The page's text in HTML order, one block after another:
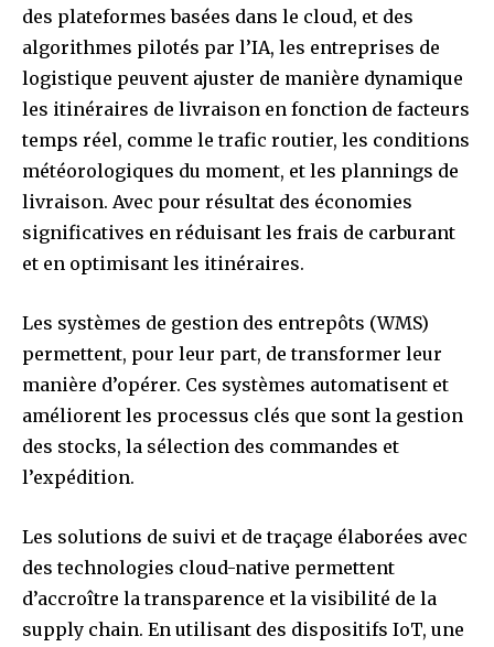
des plateformes basées dans le cloud, et des
algorithmes pilotés par l’IA, les entreprises de
logistique peuvent ajuster de manière dynamique
les itinéraires de livraison en fonction de facteurs
temps réel, comme le trafic routier, les conditions
météorologiques du moment, et les plannings de
livraison. Avec pour résultat des économies
significatives en réduisant les frais de carburant
et en optimisant les itinéraires.
Les systèmes de gestion des entrepôts (WMS)
permettent, pour leur part, de transformer leur
manière d’opérer. Ces systèmes automatisent et
améliorent les processus clés que sont la gestion
des stocks, la sélection des commandes et
l’expédition.
Les solutions de suivi et de traçage élaborées avec
des technologies cloud-native permettent
d’accroître la transparence et la visibilité de la
supply chain. En utilisant des dispositifs IoT, une